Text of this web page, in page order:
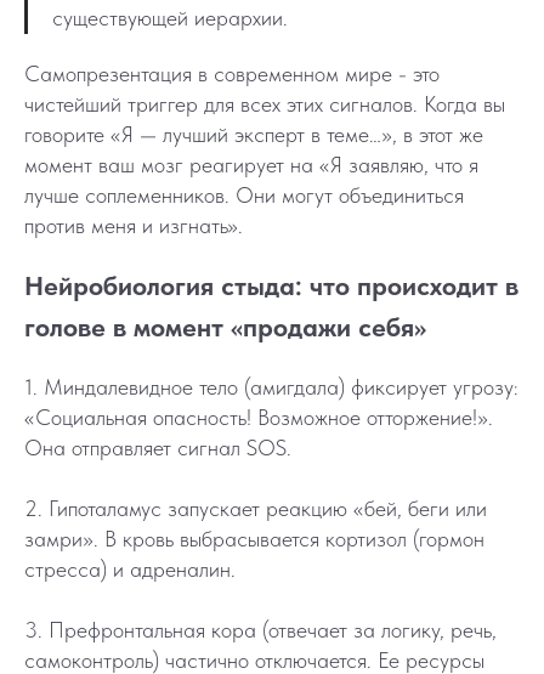
существующей иерархии.
Самопрезентация в современном мире - это
чистейший триггер для всех этих сигналов. Когда вы
говорите «Я — лучший эксперт в теме…», в этот же
момент ваш мозг реагирует на «Я заявляю, что я
лучше соплеменников. Они могут объединиться
против меня и изгнать».
Нейробиология стыда: что происходит в
голове в момент «продажи себя»
1. Миндалевидное тело (амигдала) фиксирует угрозу:
«Социальная опасность! Возможное отторжение!».
Она отправляет сигнал SOS.
2. Гипоталамус запускает реакцию «бей, беги или
замри». В кровь выбрасывается кортизол (гормон
стресса) и адреналин.
3. Префронтальная кора (отвечает за логику, речь,
самоконтроль) частично отключается. Ее ресурсы